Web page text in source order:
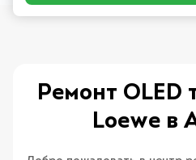
Ремонт OLED
Loewe в